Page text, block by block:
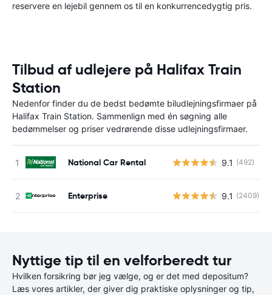
reservere en lejebil gennem os til en konkurrencedygtig pris.
Tilbud af udlejere på Halifax Train
Station
Nedenfor finder du de bedst bedømte biludlejningsfirmaer på
Halifax Train Station. Sammenlign med én søgning alle
bedømmelser og priser vedrørende disse udlejningsfirmaer.
National Car Rental 9.1 (492)
Enterprise 9.1 (2409)
Nyttige tip til en velforberedt tur
Hvilken forsikring bør jeg vælge, og er det med depositum?
Læs vores artikler, der giver dig praktiske oplysninger og tip,